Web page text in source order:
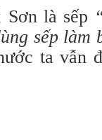
là sếp
sếp làm
ta vẫn